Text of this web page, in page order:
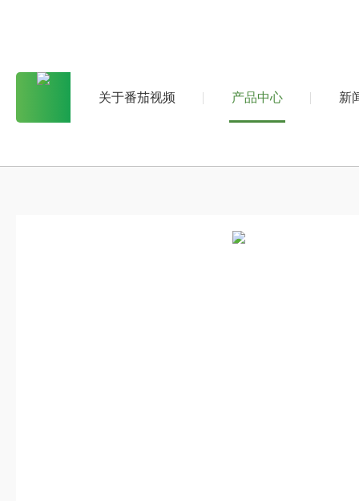
关于番茄视频 产品中心 新